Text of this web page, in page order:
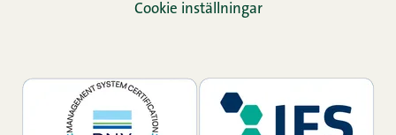
Cookie inställningar